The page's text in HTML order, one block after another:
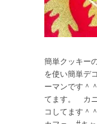
簡単クッキー
を使い簡単デ
ーマンです＾
てます。 カ
コしてます